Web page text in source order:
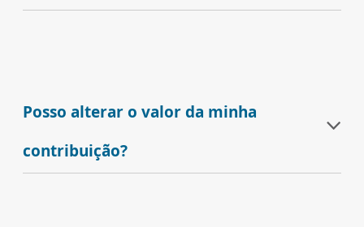
Posso alterar o valor da minha
contribuição?